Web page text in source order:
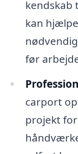
kendskab
kan
før
carport
projekt